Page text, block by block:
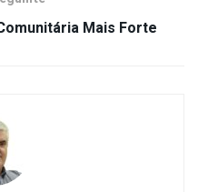
Mais Forte